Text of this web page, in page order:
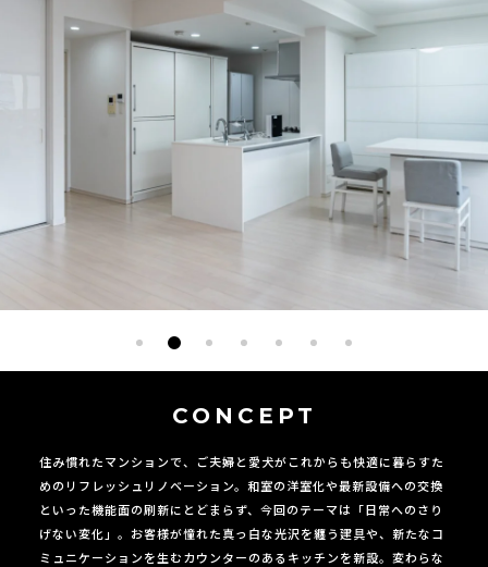
CONCEPT
住み慣れたマンションで、ご夫婦と愛犬がこれからも快適に暮らすた
めのリフレッシュリノベーション。和室の洋室化や最新設備への交換
といった機能面の刷新にとどまらず、今回のテーマは「日常へのさり
げない変化」。お客様が憧れた真っ白な光沢を纏う建具や、新たなコ
ミュニケーションを生むカウンターのあるキッチンを新設。変わらな